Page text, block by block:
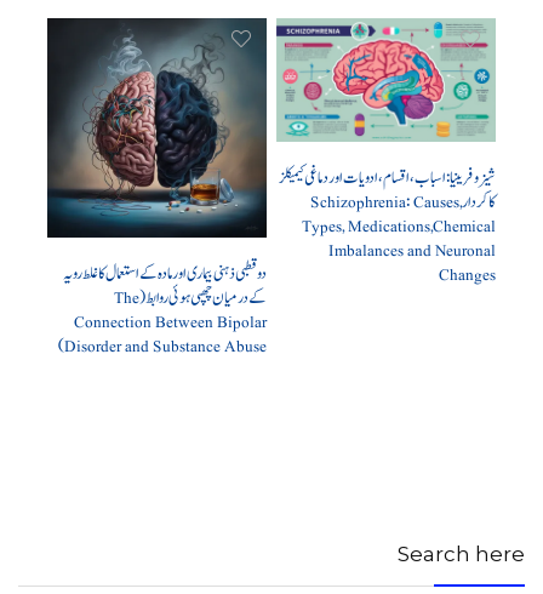
شیزوفرینیا: اسباب، اقسام، ادویات اور دماغی کیمیکلز
کا کردار Schizophrenia: Causes,
Types, Medications,Chemical
Imbalances and Neuronal
Changes
دو قطبی ذہنی بیماری اور مادہ کے استعمال کا غلط رویہ
کے درمیان چھپی ہوئی روابط (The
Connection Between Bipolar
Disorder and Substance Abuse)
Search here